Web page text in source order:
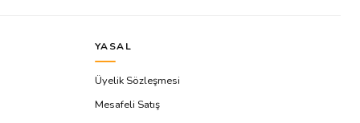
YASAL
Üyelik Sözleşmesi
Mesafeli Satış